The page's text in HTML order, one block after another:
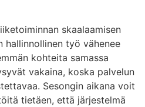
skaalaamisen
hallinnollinen työ vähenee
kohteita samassa
vakaina, koska palvelun
Sesongin aikana voit
tietäen, että järjestelmä